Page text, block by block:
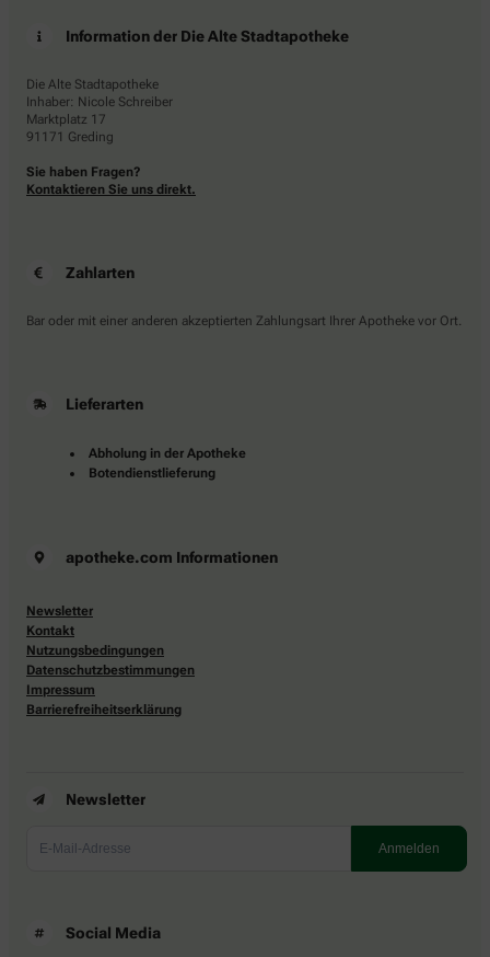
Information der Die Alte Stadtapotheke
Die Alte Stadtapotheke
Inhaber: Nicole Schreiber
Marktplatz 17
91171 Greding
Sie haben Fragen?
Kontaktieren Sie uns direkt.
Zahlarten
Bar oder mit einer anderen akzeptierten Zahlungsart Ihrer Apotheke vor Ort.
Lieferarten
Abholung in der Apotheke
Botendienstlieferung
apotheke.com Informationen
Newsletter
Kontakt
Nutzungsbedingungen
Datenschutzbestimmungen
Impressum
Barrierefreiheitserklärung
Newsletter
Social Media